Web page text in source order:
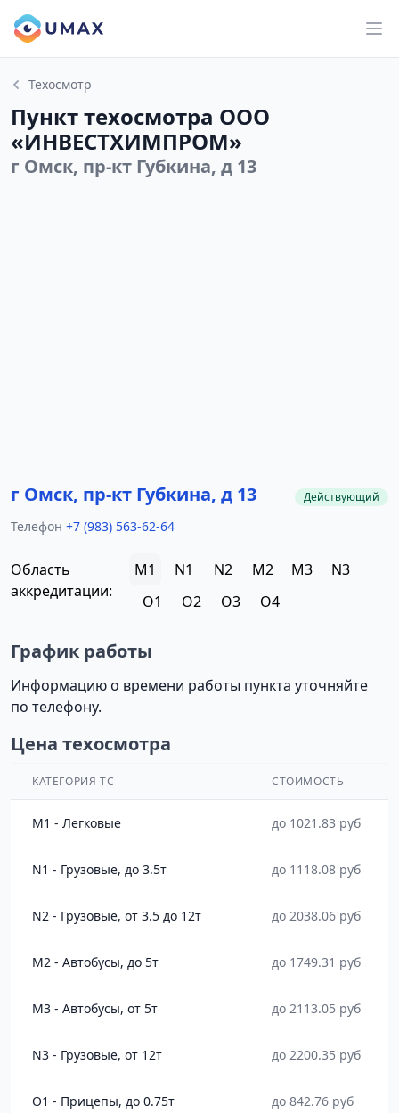
Техосмотр
Пункт техосмотра ООО
«ИНВЕСТХИМПРОМ»
г Омск, пр-кт Губкина, д 13
г Омск, пр-кт Губкина, д 13 Действующий
Телефон +7 (983) 563-62-64
Область
аккредитации:
M1 N1 N2 M2 M3
N3
O1
O2 O3 O4
График работы
Информацию о времени работы пункта уточняйте
по телефону.
Цена техосмотра
КАТЕГОРИЯ ТС СТОИМОСТЬ
M1 - Легковые до 1021.83 руб
N1 - Грузовые, до 3.5т до 1118.08 руб
N2 - Грузовые, от 3.5 до 12т до 2038.06 руб
M2 - Автобусы, до 5т до 1749.31 руб
M3 - Автобусы, от 5т до 2113.05 руб
N3 - Грузовые, от 12т до 2200.35 руб
O1 - Прицепы, до 0.75т до 842.76 руб